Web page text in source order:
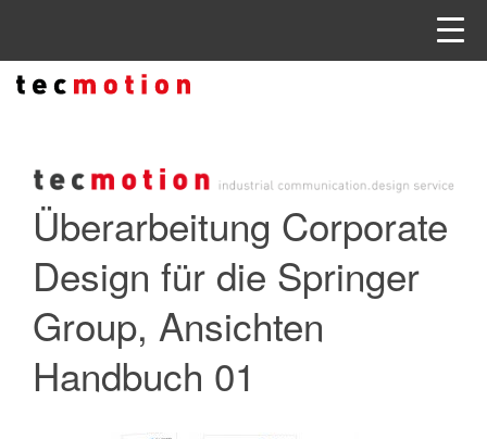
Überarbeitung Corporate
Design für die Springer
Group, Ansichten
Handbuch 01